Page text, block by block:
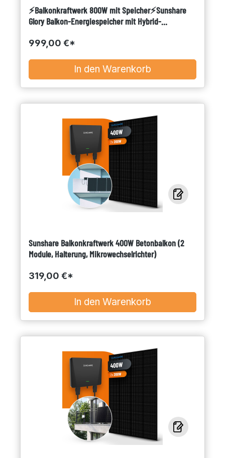
⚡Balkonkraftwerk 800W mit Speicher⚡Sunshare
Glory Balkon-Energiespeicher mit Hybrid-
999,00 €*
In den Warenkorb
Sunshare Balkonkraftwerk 400W Betonbalkon (2
Module, Halterung, Mikrowechselrichter)
319,00 €*
In den Warenkorb